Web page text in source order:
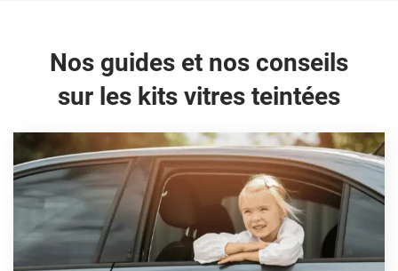
Skoda
Tesla
Toyota
Volkswagen
Nos guides et nos conseils
sur les kits vitres teintées